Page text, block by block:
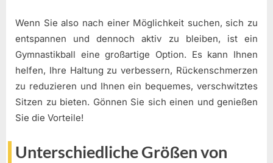
Wenn Sie also nach einer Möglichkeit suchen, sich zu
entspannen und dennoch aktiv zu bleiben, ist ein
Gymnastikball eine großartige Option. Es kann Ihnen
helfen, Ihre Haltung zu verbessern, Rückenschmerzen
zu reduzieren und Ihnen ein bequemes, verschwitztes
Sitzen zu bieten. Gönnen Sie sich einen und genießen
Sie die Vorteile!
Unterschiedliche Größen von